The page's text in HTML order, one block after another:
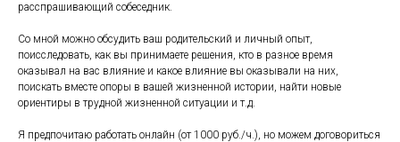
расспрашивающий собеседник.
Со мной можно обсудить ваш родительский и личный опыт,
поисследовать, как вы принимаете решения, кто в разное время
оказывал на вас влияние и какое влияние вы оказывали на них,
поискать вместе опоры в вашей жизненной истории, найти новые
ориентиры в трудной жизненной ситуации и т.д.
Я предпочитаю работать онлайн (от 1000 руб./ч.), но можем договориться